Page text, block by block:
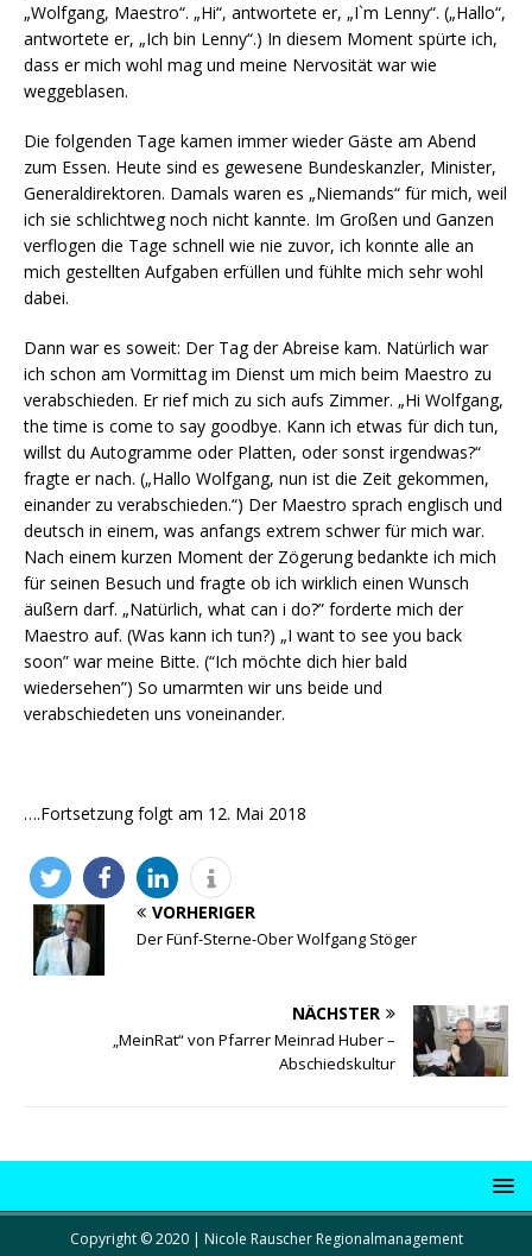
„Wolfgang, Maestro“. „Hi“, antwortete er, „I`m Lenny“. („Hallo“,
antwortete er, „Ich bin Lenny“.) In diesem Moment spürte ich,
dass er mich wohl mag und meine Nervosität war wie
weggeblasen.
Die folgenden Tage kamen immer wieder Gäste am Abend
zum Essen. Heute sind es gewesene Bundeskanzler, Minister,
Generaldirektoren. Damals waren es „Niemands“ für mich, weil
ich sie schlichtweg noch nicht kannte. Im Großen und Ganzen
verflogen die Tage schnell wie nie zuvor, ich konnte alle an
mich gestellten Aufgaben erfüllen und fühlte mich sehr wohl
dabei.
Dann war es soweit: Der Tag der Abreise kam. Natürlich war
ich schon am Vormittag im Dienst um mich beim Maestro zu
verabschieden. Er rief mich zu sich aufs Zimmer. „Hi Wolfgang,
the time is come to say goodbye. Kann ich etwas für dich tun,
willst du Autogramme oder Platten, oder sonst irgendwas?“
fragte er nach. („Hallo Wolfgang, nun ist die Zeit gekommen,
einander zu verabschieden.“) Der Maestro sprach englisch und
deutsch in einem, was anfangs extrem schwer für mich war.
Nach einem kurzen Moment der Zögerung bedankte ich mich
für seinen Besuch und fragte ob ich wirklich einen Wunsch
äußern darf. „Natürlich, what can i do?” forderte mich der
Maestro auf. (Was kann ich tun?) „I want to see you back
soon” war meine Bitte. (“Ich möchte dich hier bald
wiedersehen”) So umarmten wir uns beide und
verabschiedeten uns voneinander.
….Fortsetzung folgt am 12. Mai 2018
VORHERIGER
Der Fünf-Sterne-Ober Wolfgang Stöger
NÄCHSTER
„MeinRat“ von Pfarrer Meinrad Huber –
Abschiedskultur
Copyright © 2020 | Nicole Rauscher Regionalmanagement